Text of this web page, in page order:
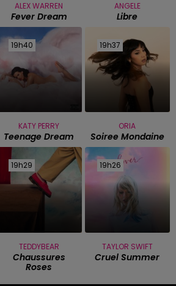
ALEX WARREN
Fever Dream
ANGELE
Libre
19h40
19h40
KATY PERRY
Teenage Dream
19h37
19h37
ORIA
Soiree Mondaine
19h29
19h29
TEDDYBEAR
Chaussures
Roses
19h26
19h26
TAYLOR SWIFT
Cruel Summer